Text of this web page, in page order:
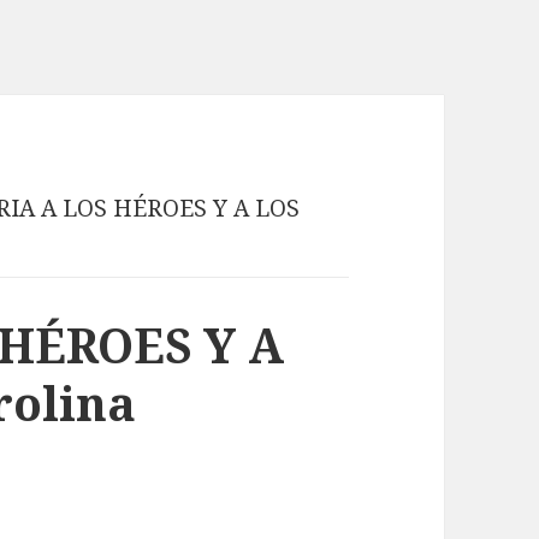
A LOS HÉROES Y A LOS
Y A